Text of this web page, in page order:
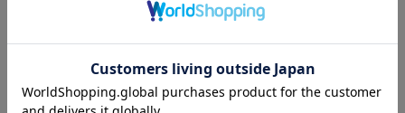
色がミントカラーなのでボトムやスカートにホワイトを持ってき
ても馴染みやすく、春夏らしいコーディネートがお楽しみいただ